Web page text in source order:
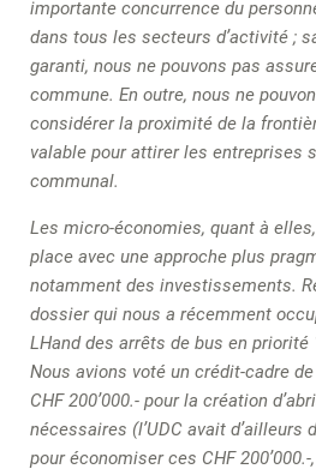
importante concurrence du
dans tous les secteurs d’activité ;
garanti, nous ne pouvons pas
commune. En outre, nous ne
considérer la proximité de la
valable pour attirer les entreprises
communal.
Les micro-économies, quant à
place avec une approche plus
notamment des investissements.
dossier qui nous a récemment
LHand des arrêts de bus en priorité
Nous avions voté un crédit-cadre de
CHF 200’000.- pour la création
nécessaires (l’UDC avait d’ailleurs
pour économiser ces CHF